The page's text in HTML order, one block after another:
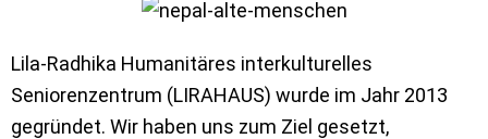
Lila-Radhika Humanitäres interkulturelles
Seniorenzentrum (LIRAHAUS) wurde im Jahr 2013
gegründet. Wir haben uns zum Ziel gesetzt,